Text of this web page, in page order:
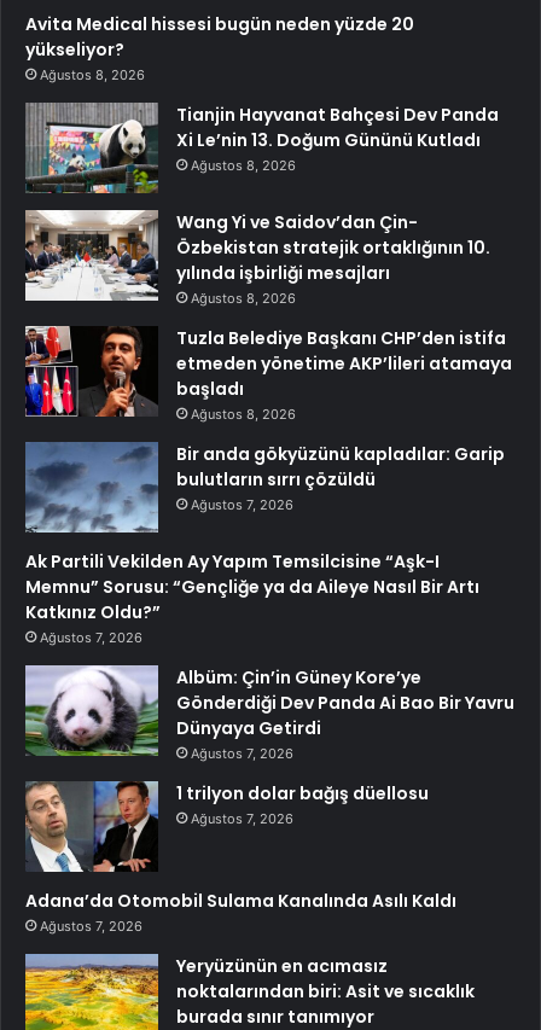
Avita Medical hissesi bugün neden yüzde 20
yükseliyor?
Ağustos 8, 2026
Tianjin Hayvanat Bahçesi Dev Panda
Xi Le’nin 13. Doğum Gününü Kutladı
Ağustos 8, 2026
Wang Yi ve Saidov’dan Çin-
Özbekistan stratejik ortaklığının 10.
yılında işbirliği mesajları
Ağustos 8, 2026
Tuzla Belediye Başkanı CHP’den istifa
etmeden yönetime AKP’lileri atamaya
başladı
Ağustos 8, 2026
Bir anda gökyüzünü kapladılar: Garip
bulutların sırrı çözüldü
Ağustos 7, 2026
Ak Partili Vekilden Ay Yapım Temsilcisine “Aşk-I
Memnu” Sorusu: “Gençliğe ya da Aileye Nasıl Bir Artı
Katkınız Oldu?”
Ağustos 7, 2026
Albüm: Çin’in Güney Kore’ye
Gönderdiği Dev Panda Ai Bao Bir Yavru
Dünyaya Getirdi
Ağustos 7, 2026
1 trilyon dolar bağış düellosu
Ağustos 7, 2026
Adana’da Otomobil Sulama Kanalında Asılı Kaldı
Ağustos 7, 2026
Yeryüzünün en acımasız
noktalarından biri: Asit ve sıcaklık
burada sınır tanımıyor